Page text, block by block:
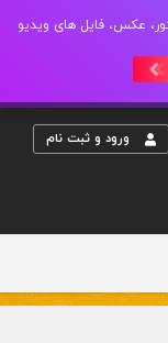
طرح لایه باز، وکتور، عکس، فایل های ویدیو
ورود و ثبت نام